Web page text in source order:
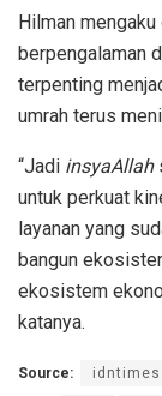
Hilman
berpengalaman
terpenting
umrah terus
“Jadi insyaAllah
untuk perkuat
layanan yang
bangun
ekosistem
katanya.
Source: